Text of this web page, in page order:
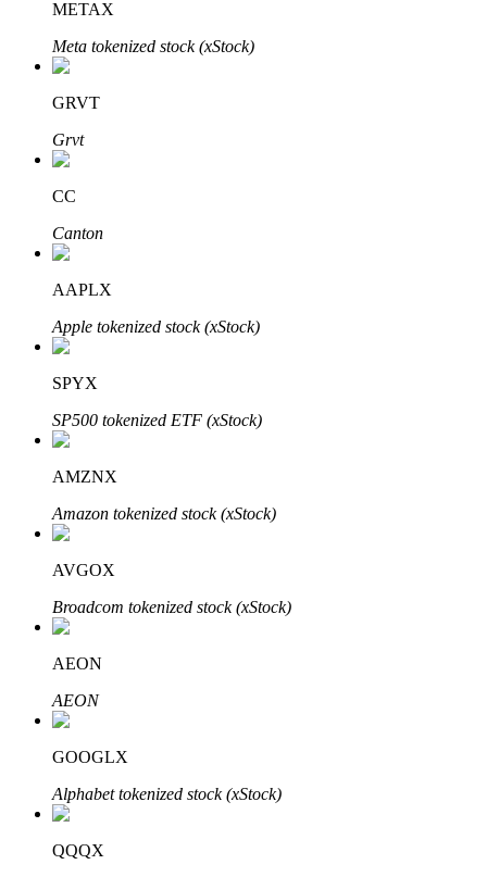
Investimento Automático
Obtenha lucro a longo prazo e interesses flexíveis
Aprenda a apostar
Aprenda como ganhar renda passiva
Bitrue
AI
Parceiros Bitrue
METAX
Meta tokenized stock (xStock)
GRVT
Grvt
CC
Canton
AAPLX
Apple tokenized stock (xStock)
SPYX
SP500 tokenized ETF (xStock)
AMZNX
Amazon tokenized stock (xStock)
AVGOX
Broadcom tokenized stock (xStock)
AEON
AEON
GOOGLX
Alphabet tokenized stock (xStock)
QQQX